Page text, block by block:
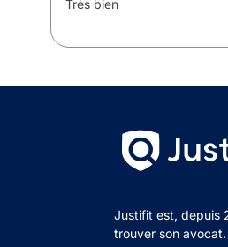
Très bien
Justifit est, depuis
trouver son avocat.